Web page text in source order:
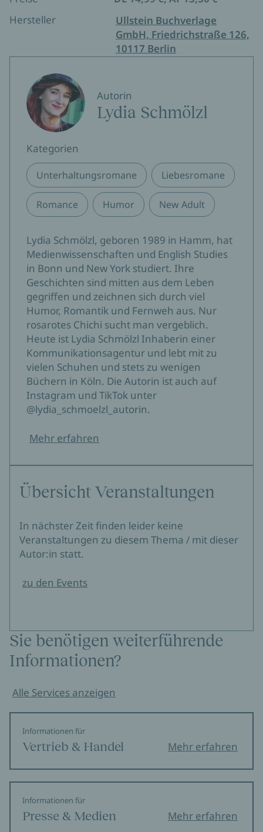
Hersteller
Ullstein Buchverlage
GmbH, Friedrichstraße 126,
10117 Berlin
Autorin
Lydia Schmölzl
Kategorien
Unterhaltungsromane Liebesromane
Romance Humor New Adult
Lydia Schmölzl, geboren 1989 in Hamm, hat
Medienwissenschaften und English Studies
in Bonn und New York studiert. Ihre
Geschichten sind mitten aus dem Leben
gegriffen und zeichnen sich durch viel
Humor, Romantik und Fernweh aus. Nur
rosarotes Chichi sucht man vergeblich.
Heute ist Lydia Schmölzl Inhaberin einer
Kommunikationsagentur und lebt mit zu
vielen Schuhen und stets zu wenigen
Büchern in Köln. Die Autorin ist auch auf
Instagram und TikTok unter
@lydia_schmoelzl_autorin.
Mehr erfahren
Übersicht Veranstaltungen
In nächster Zeit finden leider keine
Veranstaltungen zu diesem Thema / mit dieser
Autor:in statt.
zu den Events
Sie benötigen weiterführende
Informationen?
Alle Services anzeigen
Informationen für
Vertrieb & Handel Mehr erfahren
Informationen für
Presse & Medien Mehr erfahren